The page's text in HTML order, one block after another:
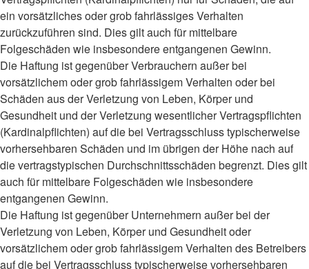
ein vorsätzliches oder grob fahrlässiges Verhalten
zurückzuführen sind. Dies gilt auch für mittelbare
Folgeschäden wie insbesondere entgangenen Gewinn.
Die Haftung ist gegenüber Verbrauchern außer bei
vorsätzlichem oder grob fahrlässigem Verhalten oder bei
Schäden aus der Verletzung von Leben, Körper und
Gesundheit und der Verletzung wesentlicher Vertragspflichten
(Kardinalpflichten) auf die bei Vertragsschluss typischerweise
vorhersehbaren Schäden und im übrigen der Höhe nach auf
die vertragstypischen Durchschnittsschäden begrenzt. Dies gilt
auch für mittelbare Folgeschäden wie insbesondere
entgangenen Gewinn.
Die Haftung ist gegenüber Unternehmern außer bei der
Verletzung von Leben, Körper und Gesundheit oder
vorsätzlichem oder grob fahrlässigem Verhalten des Betreibers
auf die bei Vertragsschluss typischerweise vorhersehbaren